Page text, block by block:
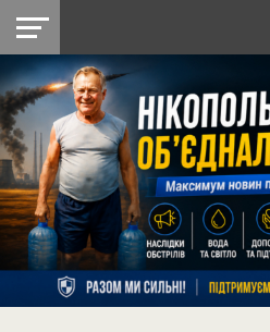
НІКОПОЛЬ
РАЙОН
СІЧЕСЛАВСЬКА
УКРАЇНА
РЕТРО
НІКОПОЛЬ
ЛАЙТ
УКРАЇНА
ДОПОМОГА
РАДІО